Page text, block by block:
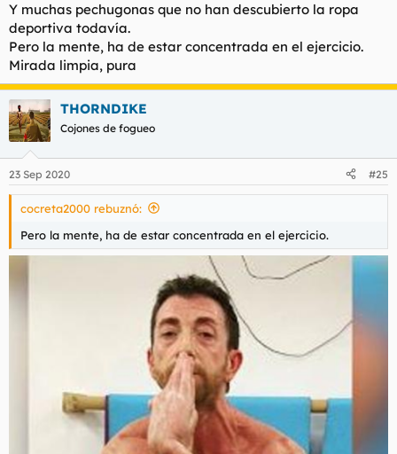
Y muchas pechugonas que no han descubierto la ropa
deportiva todavía.
Pero la mente, ha de estar concentrada en el ejercicio.
Mirada limpia, pura
THORNDIKE
Cojones de fogueo
23 Sep 2020 #25
cocreta2000 rebuznó:
Pero la mente, ha de estar concentrada en el ejercicio.